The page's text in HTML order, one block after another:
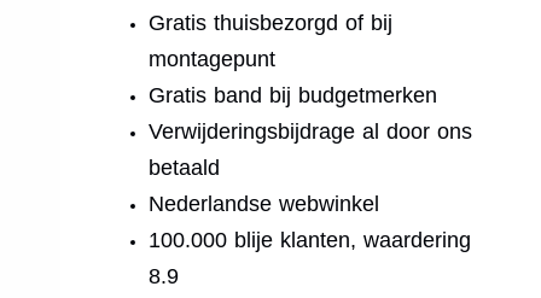
Gratis thuisbezorgd of bij
montagepunt
Gratis band bij budgetmerken
Verwijderingsbijdrage al door ons
betaald
Nederlandse webwinkel
100.000 blije klanten, waardering
8.9